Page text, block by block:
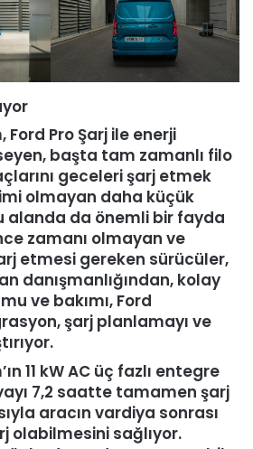
Pro Şarj ile enerji
başta tam zamanlı filo
geceleri şarj etmek
olmayan daha küçük
alanda da önemli bir fayda
zamanı olmayan ve
etmesi gereken sürücüler,
danışmanlığından, kolay
ve bakımı, Ford
şarj planlamayı ve
11 kW AC üç fazlı entegre
7,2 saatte tamamen şarj
aracın vardiya sonrası
olabilmesini sağlıyor.